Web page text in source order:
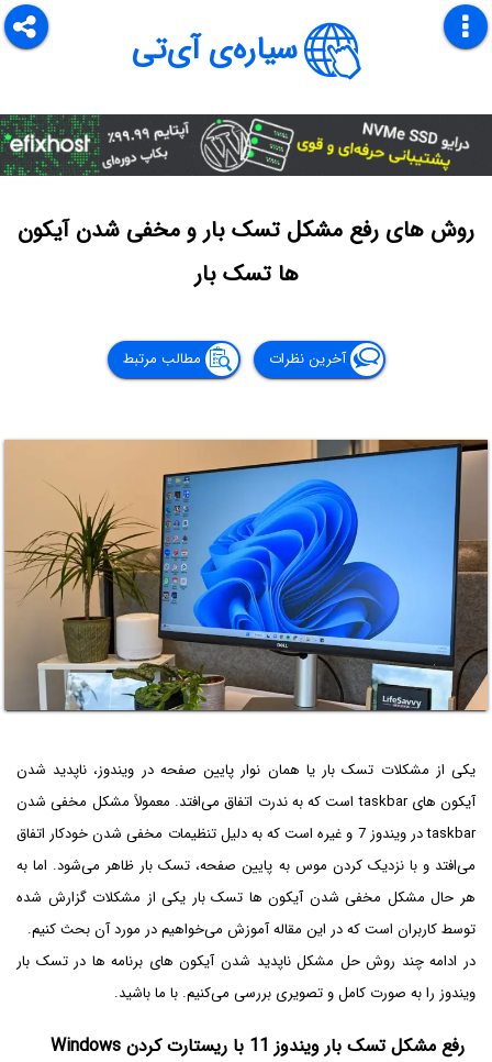
سیاره‌ی آی‌تی
روش های رفع مشکل تسک بار و مخفی شدن آیکون
ها تسک بار
آخرین نظرات مطالب مرتبط
یکی از مشکلات تسک بار یا همان نوار پایین صفحه در ویندوز، ناپدید شدن
آیکون های taskbar است که به ندرت اتفاق می‌افتد. معمولاً مشکل مخفی شدن
taskbar در ویندوز 7 و غیره است که به دلیل تنظیمات مخفی شدن خودکار اتفاق
می‌افتد و با نزدیک کردن موس به پایین صفحه، تسک بار ظاهر می‌شود. اما به
هر حال مشکل مخفی شدن آیکون ها تسک بار یکی از مشکلات گزارش شده
توسط کاربران است که در این مقاله آموزش می‌خواهیم در مورد آن بحث کنیم.
در ادامه چند روش حل مشکل ناپدید شدن آیکون های برنامه ها در تسک بار
ویندوز را به صورت کامل و تصویری بررسی می‌کنیم. با ما باشید.
رفع مشکل تسک بار ویندوز 11 با ریستارت کردن Windows